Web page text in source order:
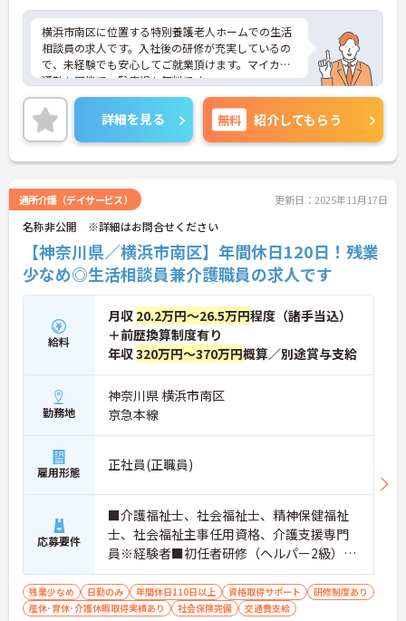
横浜市南区に位置する特別養護老人ホームでの生活
相談員の求人です。入社後の研修が充実しているの
で、未経験でも安心してご就業頂けます。マイカー
通勤も可能で、駐車場も無料です。
ご興味のある方は面接対策ポイントなどお話致しま
すのでお気軽にお問い合わせください。
詳細を見る 無料 紹介してもらう
通所介護（デイサービス） 更新日：2025年11月17日
名称非公開 ※詳細はお問合せください
【神奈川県／横浜市南区】年間休日120日！残業
少なめ◎生活相談員兼介護職員の求人です
給料
月収 20.2万円～26.5万円程度（諸手当込）
＋前歴換算制度有り
年収320万円～370万円概算／別途賞与支給
勤務地
神奈川県 横浜市南区
京急本線
雇用形態 正社員(正職員)
応募要件
■介護福祉士、社会福祉士、精神保健福祉
士、社会福祉主事任用資格、介護支援専門
員※経験者■初任者研修（ヘルパー2級）お
よび実務者研修（ヘルパー1級）※介護保険
施設または通所系サービス事業所において
常勤で2年以上（勤務日数360日以上）
残業少なめ 日勤のみ 年間休日110日以上 資格取得サポート
研修制度あり
産休･育休･介護休暇取得実績あり
社会保険完備 交通費支給